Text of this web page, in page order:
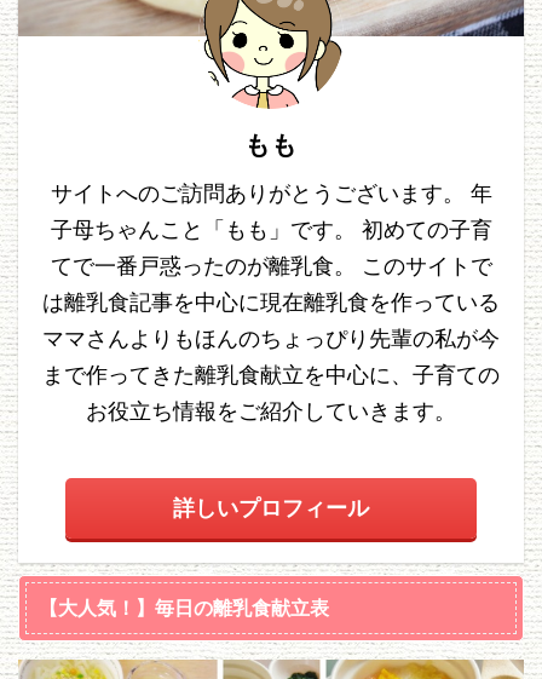
もも
サイトへのご訪問ありがとうございます。 年
子母ちゃんこと「もも」です。 初めての子育
てで一番戸惑ったのが離乳食。 このサイトで
は離乳食記事を中心に現在離乳食を作っている
ママさんよりもほんのちょっぴり先輩の私が今
まで作ってきた離乳食献立を中心に、子育ての
お役立ち情報をご紹介していきます。
詳しいプロフィール
【大人気！】毎日の離乳食献立表